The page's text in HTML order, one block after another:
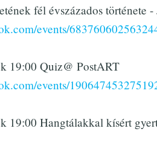
fél évszázados története
events/
19:00 Quiz@ PostART
events/
19:00 Hangtálakkal kísért